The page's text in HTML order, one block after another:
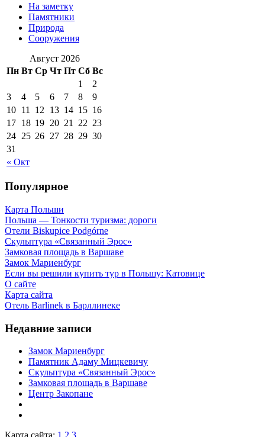
На заметку
Памятники
Природа
Сооружения
Август 2026
Пн Вт Ср Чт Пт Сб Вс
« Окт
1
2
3
4 5 6 7 8
9
10 11 12 13 14 15 16
17 18 19 20 21 22 23
24 25 26 27 28 29 30
31
Популярное
Карта Польши
Польша — Тонкости туризма: дороги
Отели Biskupice Podgórne
Скульптура «Связанный Эрос»
Замковая площадь в Варшаве
Замок Мариенбург
Если вы решили купить тур в Польшу: Катовице
О сайте
Карта сайта
Отель Barlinek в Барллинеке
Недавние записи
Замок Мариенбург
Памятник Адаму Мицкевичу
Скульптура «Связанный Эрос»
Замковая площадь в Варшаве
Центр Закопане